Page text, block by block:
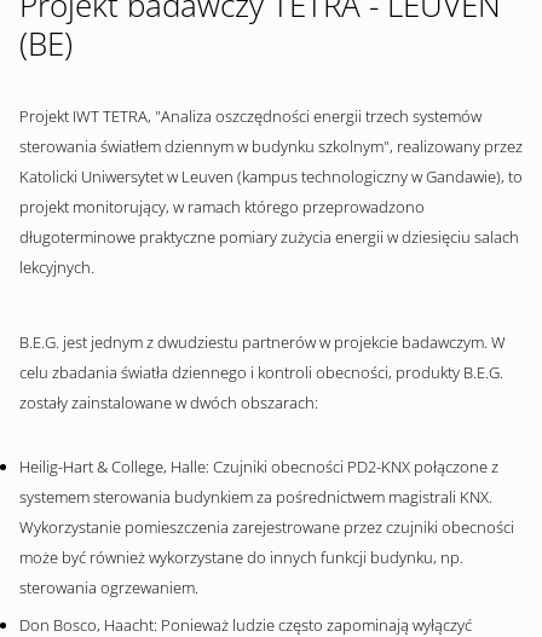
(BE)
Projekt IWT TETRA, "Analiza oszczędności energii trzech systemów
sterowania światłem dziennym w budynku szkolnym", realizowany przez
Katolicki Uniwersytet w Leuven (kampus technologiczny w Gandawie), to
projekt monitorujący, w ramach którego przeprowadzono
długoterminowe praktyczne pomiary zużycia energii w dziesięciu salach
lekcyjnych.
B.E.G. jest jednym z dwudziestu partnerów w projekcie badawczym. W
celu zbadania światła dziennego i kontroli obecności, produkty B.E.G.
zostały zainstalowane w dwóch obszarach:
Heilig-Hart & College, Halle: Czujniki obecności PD2-KNX połączone z
systemem sterowania budynkiem za pośrednictwem magistrali KNX.
Wykorzystanie pomieszczenia zarejestrowane przez czujniki obecności
może być również wykorzystane do innych funkcji budynku, np.
sterowania ogrzewaniem.
Don Bosco, Haacht: Ponieważ ludzie często zapominają wyłączyć